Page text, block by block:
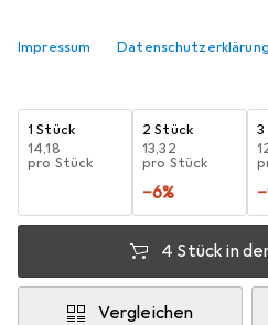
Impressum Datenschutzerklärung
1 Stück
EUR
14,18
pro Stück
2 Stück
EUR
13,32
pro Stück
−6%
3
−
4 Stück in
Vergleichen